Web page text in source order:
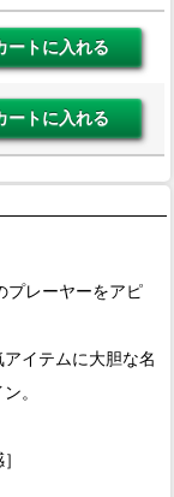
プレーヤーをアピ
イテムに大胆な名
。